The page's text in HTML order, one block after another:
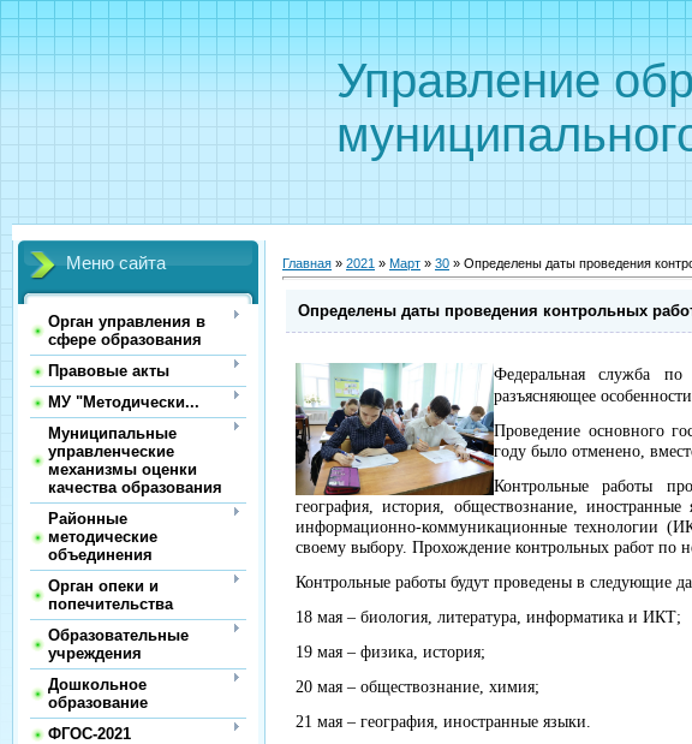
Управление
Меню сайта
Орган управления в
сфере образования
Правовые акты
МУ "Методически...
Муниципальные
управленческие
механизмы оценки
качества образования
Районные
методические
объединения
Орган опеки и
попечительства
Образовательные
учреждения
Дошкольное
образование
ФГОС-2021
Главная » 2021 » Март » 30 » Определены даты проведения
Определены даты проведения контрольных
Федеральная служба
разъясняющее
Проведение основного
году было отменено,
Контрольные работы
география, история, обществознание,
информационно-коммуникационные технологии
своему выбору. Прохождение контрольных работ по
Контрольные работы будут проведены в следующие
18 мая – биология, литература, информатика и ИКТ;
19 мая – физика, история;
20 мая – обществознание, химия;
21 мая – география, иностранные языки.